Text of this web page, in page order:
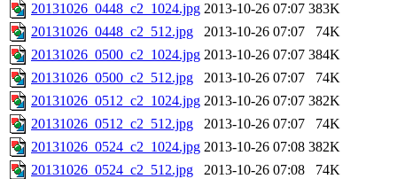
20131026_0448_c2_1024.jpg 2013-10-26 07:07 383K
20131026_0448_c2_512.jpg
2013-10-26 07:07
74K
20131026_0500_c2_1024.jpg 2013-10-26 07:07 384K
20131026_0500_c2_512.jpg
2013-10-26 07:07
74K
20131026_0512_c2_1024.jpg 2013-10-26 07:07 382K
20131026_0512_c2_512.jpg
2013-10-26 07:07
74K
20131026_0524_c2_1024.jpg 2013-10-26 07:08 382K
20131026_0524_c2_512.jpg
2013-10-26 07:08
74K